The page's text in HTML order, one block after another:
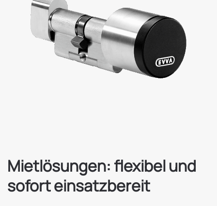
Mietlösungen: flexibel und
sofort einsatzbereit